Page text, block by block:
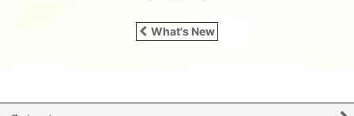
What's New